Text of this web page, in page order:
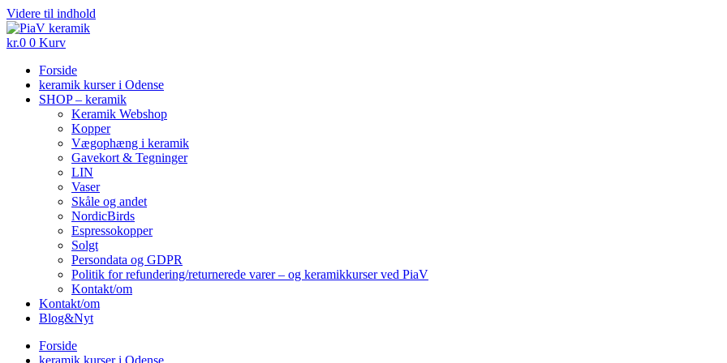
Videre til indhold
kr.0 0 Kurv
Forside
keramik kurser i Odense
SHOP – keramik
Keramik Webshop
Kopper
Vægophæng i keramik
Gavekort & Tegninger
LIN
Vaser
Skåle og andet
NordicBirds
Espressokopper
Solgt
Persondata og GDPR
Politik for refundering/returnerede varer – og keramikkurser ved PiaV
Kontakt/om
Kontakt/om
Blog&Nyt
Forside
keramik kurser i Odense